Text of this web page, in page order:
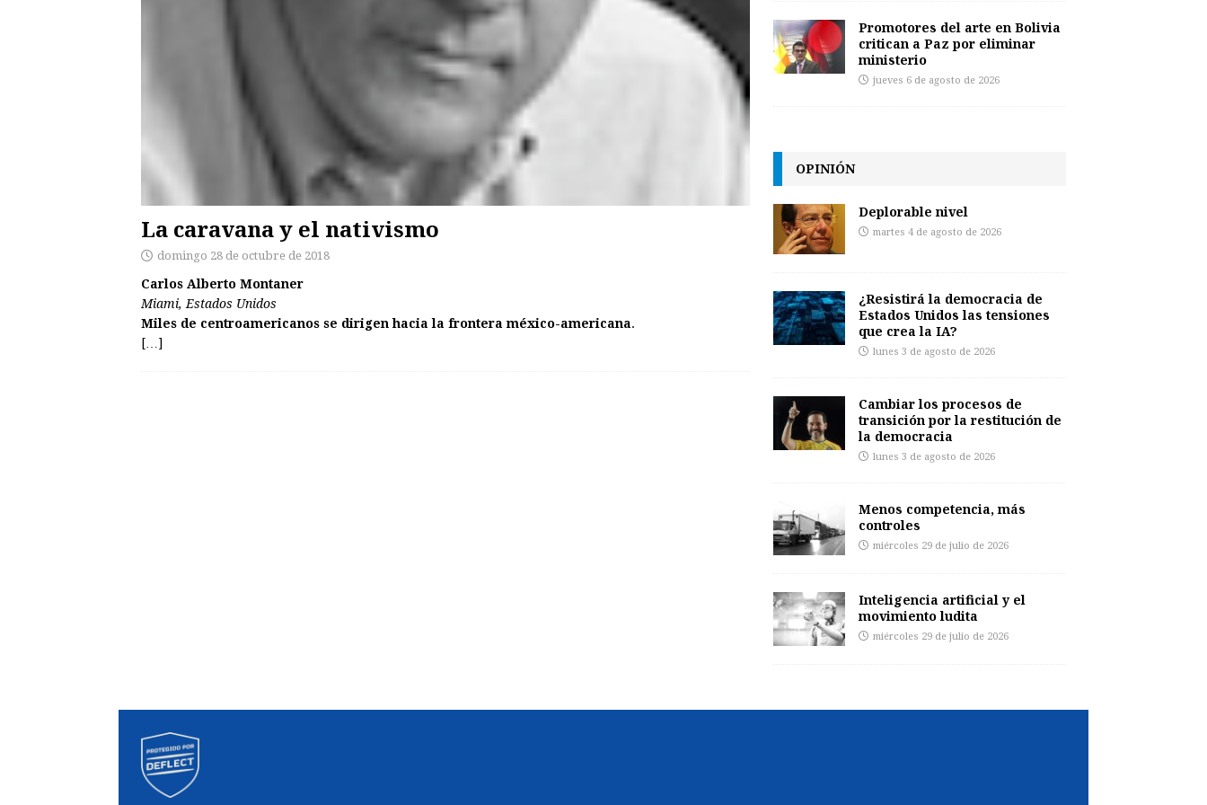
La caravana y el nativismo
domingo 28 de octubre de 2018
Carlos Alberto Montaner
Miami, Estados Unidos
Miles de centroamericanos se dirigen hacia la frontera méxico-americana.
[…]
Promotores del arte en Bolivia
critican a Paz por eliminar
ministerio
jueves 6 de agosto de 2026
OPINIÓN
Deplorable nivel
martes 4 de agosto de 2026
¿Resistirá la democracia de
Estados Unidos las tensiones
que crea la IA?
lunes 3 de agosto de 2026
Cambiar los procesos de
transición por la restitución de
la democracia
lunes 3 de agosto de 2026
Menos competencia, más
controles
miércoles 29 de julio de 2026
Inteligencia artificial y el
movimiento ludita
miércoles 29 de julio de 2026